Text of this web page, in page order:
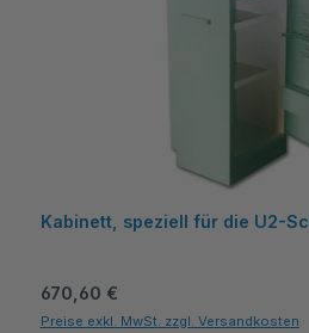
Kabinett, speziell für die U2-
Regulärer Preis:
670,60 €
Preise exkl. MwSt. zzgl. Versandkosten